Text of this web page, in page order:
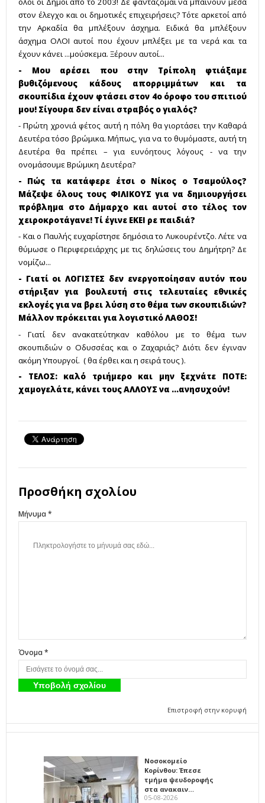
στον έλεγχο και οι δημοτικές επιχειρήσεις? Τότε αρκετοί από
την Αρκαδία θα μπλέξουν άσχημα. Ειδικά θα μπλέξουν
άσχημα ΟΛΟΙ αυτοί που έχουν μπλέξει με τα νερά και τα
έχουν κάνει ...μούσκεμα. Ξέρουν αυτοί...
- Μου αρέσει που στην Τρίπολη φτιάξαμε
βυθιζόμενους κάδους απορριμμάτων και τα
σκουπίδια έχουν φτάσει στον 4ο όροφο του σπιτιού
μου! Σίγουρα δεν είναι στραβός ο γιαλός?
- Πρώτη χρονιά φέτος αυτή η πόλη θα γιορτάσει την Καθαρά
Δευτέρα τόσο βρώμικα. Μήπως, για να το θυμόμαστε, αυτή τη
Δευτέρα θα πρέπει – για ευνόητους λόγους - να την
ονομάσουμε Βρώμικη Δευτέρα?
- Πώς τα κατάφερε έτσι ο Νίκος ο Τσαμούλος?
Μάζεψε όλους τους ΦΙΛΙΚΟΥΣ για να δημιουργήσει
πρόβλημα στο Δήμαρχο και αυτοί στο τέλος τον
χειροκροτάγανε! Τί έγινε ΕΚΕΙ ρε παιδιά?
- Και ο Παυλής ευχαρίστησε δημόσια το Λυκουρέντζο. Λέτε να
θύμωσε ο Περιφερειάρχης με τις δηλώσεις του Δημήτρη? Δε
νομίζω...
- Γιατί οι ΛΟΓΙΣΤΕΣ δεν ενεργοποίησαν αυτόν που
στήριξαν για βουλευτή στις τελευταίες εθνικές
εκλογές για να βρει λύση στο θέμα των σκουπιδιών?
Μάλλον πρόκειται για λογιστικό ΛΑΘΟΣ!
- Γιατί δεν ανακατεύτηκαν καθόλου με το θέμα των
σκουπιδιών ο Οδυσσέας και ο Ζαχαριάς? Διότι δεν έγιναν
ακόμη Υπουργοί. ( θα έρθει και η σειρά τους ).
- ΤΕΛΟΣ: καλό τριήμερο και μην ξεχνάτε ΠΟΤΕ:
χαμογελάτε, κάνει τους ΑΛΛΟΥΣ να ...ανησυχούν!
Προσθήκη σχολίου
Μήνυμα *
Όνομα *
Επιστροφή στην κορυφή
Νοσοκομείο
Κορίνθου: Έπεσε
τμήμα ψευδοροφής
στα ανακαιν…
05-08-2026